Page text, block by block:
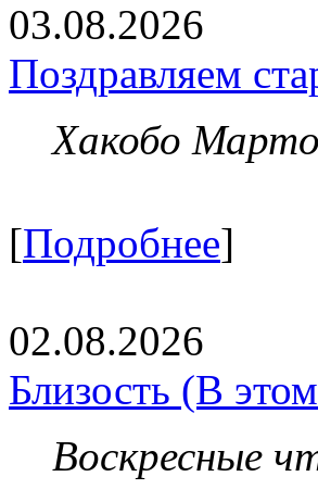
03.08.2026
Поздравляем
Хакобо
[Подробнее]
02.08.2026
Близость (В
Воскресные